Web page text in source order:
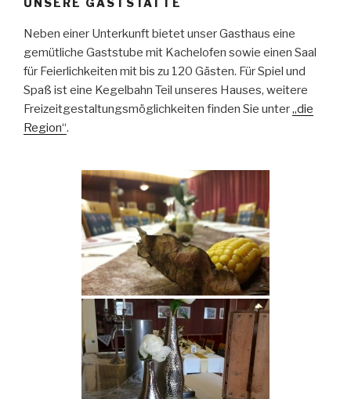
Neben einer Unterkunft bietet unser Gasthaus eine
gemütliche Gaststube mit Kachelofen sowie einen Saal
für Feierlichkeiten mit bis zu 120 Gästen. Für Spiel und
Spaß ist eine Kegelbahn Teil unseres Hauses, weitere
Freizeitgestaltungsmöglichkeiten finden Sie unter„die
Region“.